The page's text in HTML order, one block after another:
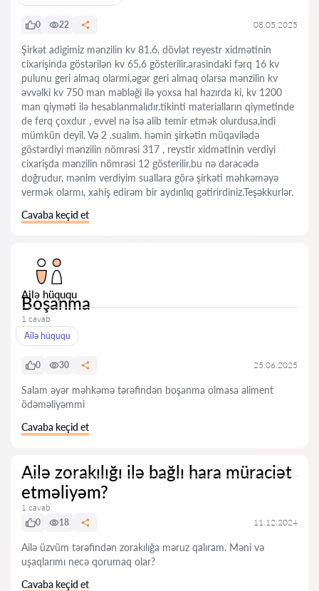
0 22 08.05.2025
Şirkət adigimiz mənzilin kv 81.6, dövlət reyestr xidmətinin
cixarişinda göstərilən kv 65,6 gösterilir.arasindaki fərq 16 kv
pulunu geri almaq olarmi,əgər geri almaq olarsa mənzilin kv
əvvəlki kv 750 man məbləği ilə yoxsa hal hazırda ki, kv 1200
man qiyməti ilə hesablanmalıdır.tikinti materialların qiymetinde
de ferq çoxdur , evvel nə isə alib temir etmək olurdusa,indi
mümkün deyil. Və 2 .sualım. həmin şirkətin müqavilədə
göstərdiyi mənzilin nömrəsi 317 , reystir xidmətinin verdiyi
cixarişda mənzilin nömrəsi 12 gösterilir,bu nə dərəcədə
doğrudur, mənim verdiyim suallara görə şirkəti məhkəməyə
vermək olarmı, xahiş edirəm bir aydınlıq gətirirdiniz.Teşəkkurlər.
Cavaba keçid et
Ailə hüququ
Boşanma
1 cavab
Ailə hüququ
0 30 25.06.2025
Salam əyər məhkəmə tərəfindən boşanma olmasa aliment
ödəməliyəmmi
Cavaba keçid et
Ailə zorakılığı ilə bağlı hara müraciət
etməliyəm?
1 cavab
0
18 11.12.2024
Ailə üzvüm tərəfindən zorakılığa məruz qalıram. Məni və
uşaqlarımı necə qorumaq olar?
Cavaba keçid et